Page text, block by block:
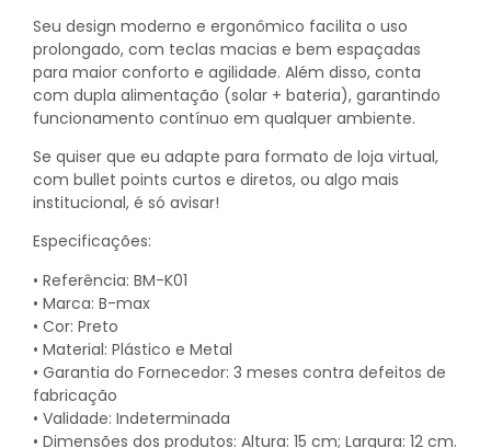
Seu design moderno e ergonômico facilita o uso
prolongado, com teclas macias e bem espaçadas
para maior conforto e agilidade. Além disso, conta
com dupla alimentação (solar + bateria), garantindo
funcionamento contínuo em qualquer ambiente.
Se quiser que eu adapte para formato de loja virtual,
com bullet points curtos e diretos, ou algo mais
institucional, é só avisar!
Especificações:
• Referência: BM-K01
• Marca: B-max
• Cor: Preto
• Material: Plástico e Metal
• Garantia do Fornecedor: 3 meses contra defeitos de
fabricação
• Validade: Indeterminada
• Dimensões dos produtos: Altura: 15 cm; Largura: 12 cm.